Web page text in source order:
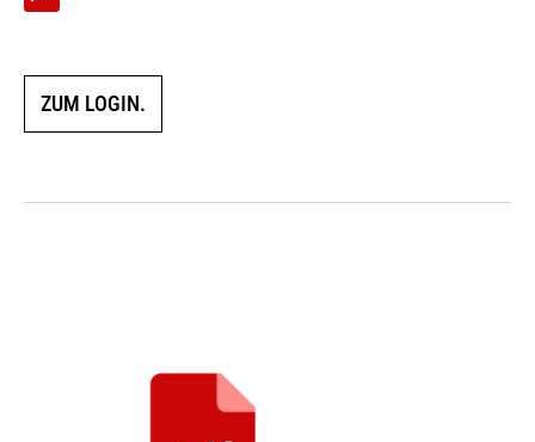
ZUM LOGIN.